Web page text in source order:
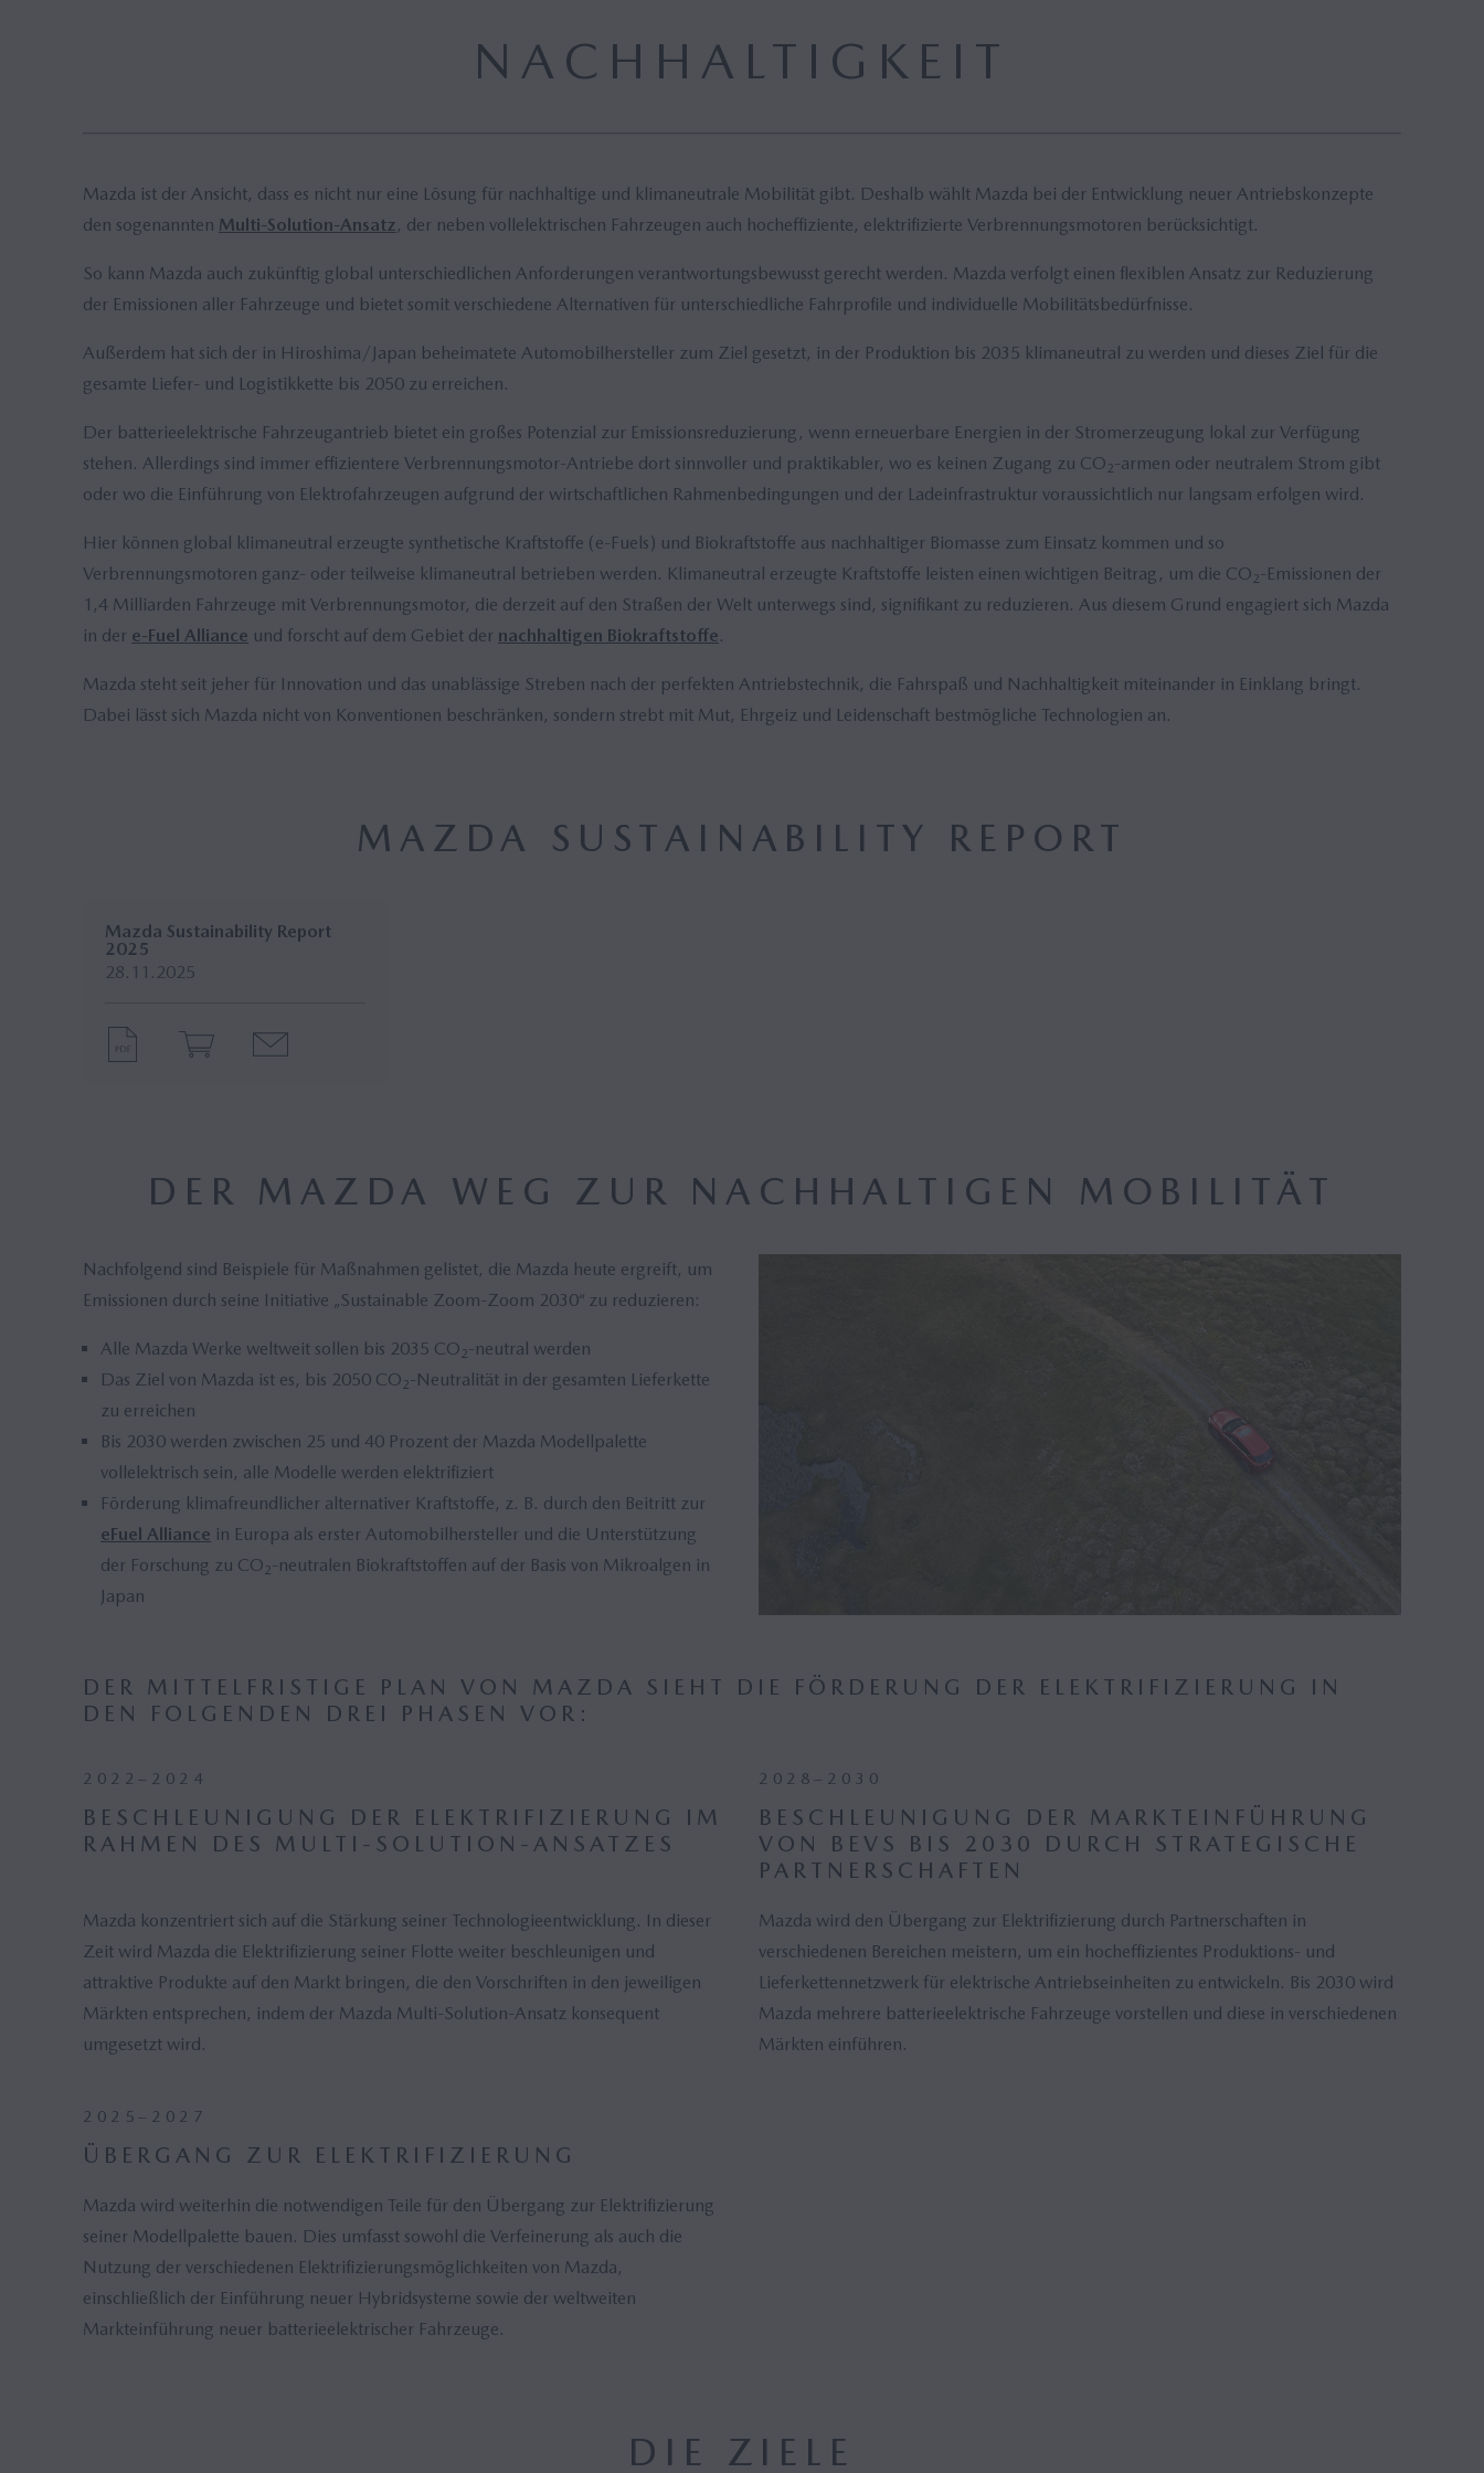
NACHHALTIGKEIT
Mazda ist der Ansicht, dass es nicht nur eine Lösung für nachhaltige und klimaneutrale Mobilität gibt. Deshalb wählt Mazda bei der Entwicklung neuer Antriebskonzepte
den sogenannten Multi-Solution-Ansatz, der neben vollelektrischen Fahrzeugen auch hocheffiziente, elektrifizierte Verbrennungsmotoren berücksichtigt.
So kann Mazda auch zukünftig global unterschiedlichen Anforderungen verantwortungsbewusst gerecht werden. Mazda verfolgt einen flexiblen Ansatz zur Reduzierung
der Emissionen aller Fahrzeuge und bietet somit verschiedene Alternativen für unterschiedliche Fahrprofile und individuelle Mobilitätsbedürfnisse.
Außerdem hat sich der in Hiroshima/Japan beheimatete Automobilhersteller zum Ziel gesetzt, in der Produktion bis 2035 klimaneutral zu werden und dieses Ziel für die
gesamte Liefer- und Logistikkette bis 2050 zu erreichen.
Der batterieelektrische Fahrzeugantrieb bietet ein großes Potenzial zur Emissionsreduzierung, wenn erneuerbare Energien in der Stromerzeugung lokal zur Verfügung
stehen. Allerdings sind immer effizientere Verbrennungsmotor-Antriebe dort sinnvoller und praktikabler, wo es keinen Zugang zu CO 2-armen oder neutralem Strom gibt
oder wo die Einführung von Elektrofahrzeugen aufgrund der wirtschaftlichen Rahmenbedingungen und der Ladeinfrastruktur voraussichtlich nur langsam erfolgen wird.
Hier können global klimaneutral erzeugte synthetische Kraftstoffe (e-Fuels) und Biokraftstoffe aus nachhaltiger Biomasse zum Einsatz kommen und so
Verbrennungsmotoren ganz- oder teilweise klimaneutral betrieben werden. Klimaneutral erzeugte Kraftstoffe leisten einen wichtigen Beitrag, um die CO 2-Emissionen der
1,4 Milliarden Fahrzeuge mit Verbrennungsmotor, die derzeit auf den Straßen der Welt unterwegs sind, signifikant zu reduzieren. Aus diesem Grund engagiert sich Mazda
in der e-Fuel Alliance und forscht auf dem Gebiet der nachhaltigen Biokraftstoffe.
Mazda steht seit jeher für Innovation und das unablässige Streben nach der perfekten Antriebstechnik, die Fahrspaß und Nachhaltigkeit miteinander in Einklang bringt.
Dabei lässt sich Mazda nicht von Konventionen beschränken, sondern strebt mit Mut, Ehrgeiz und Leidenschaft bestmögliche Technologien an.
MAZDA SUSTAINABILITY REPORT
Mazda Sustainability Report
2025
28.11.2025
DER MAZDA WEG ZUR NACHHALTIGEN MOBILITÄT
Nachfolgend sind Beispiele für Maßnahmen gelistet, die Mazda heute ergreift, um
Emissionen durch seine Initiative „Sustainable Zoom-Zoom 2030“ zu reduzieren:
Alle Mazda Werke weltweit sollen bis 2035 CO 2-neutral werden
Das Ziel von Mazda ist es, bis 2050 CO 2-Neutralität in der gesamten Lieferkette
zu erreichen
Bis 2030 werden zwischen 25 und 40 Prozent der Mazda Modellpalette
vollelektrisch sein, alle Modelle werden elektrifiziert
Förderung klimafreundlicher alternativer Kraftstoffe, z. B. durch den Beitritt zur
eFuel Alliance in Europa als erster Automobilhersteller und die Unterstützung
der Forschung zu CO 2-neutralen Biokraftstoffen auf der Basis von Mikroalgen in
Japan
DER MITTELFRISTIGE PLAN VON MAZDA SIEHT DIE FÖRDERUNG DER ELEKTRIFIZIERUNG IN
DEN FOLGENDEN DREI PHASEN VOR:
2022–2024
BESCHLEUNIGUNG DER ELEKTRIFIZIERUNG IM
RAHMEN DES MULTI-SOLUTION-ANSATZES
Mazda konzentriert sich auf die Stärkung seiner Technologieentwicklung. In dieser
Zeit wird Mazda die Elektrifizierung seiner Flotte weiter beschleunigen und
attraktive Produkte auf den Markt bringen, die den Vorschriften in den jeweiligen
Märkten entsprechen, indem der Mazda Multi-Solution-Ansatz konsequent
umgesetzt wird.
2025–2027
ÜBERGANG ZUR ELEKTRIFIZIERUNG
Mazda wird weiterhin die notwendigen Teile für den Übergang zur Elektrifizierung
seiner Modellpalette bauen. Dies umfasst sowohl die Verfeinerung als auch die
Nutzung der verschiedenen Elektrifizierungsmöglichkeiten von Mazda,
einschließlich der Einführung neuer Hybridsysteme sowie der weltweiten
Markteinführung neuer batterieelektrischer Fahrzeuge.
2028–2030
BESCHLEUNIGUNG DER MARKTEINFÜHRUNG
VON BEVS BIS 2030 DURCH STRATEGISCHE
PARTNERSCHAFTEN
Mazda wird den Übergang zur Elektrifizierung durch Partnerschaften in
verschiedenen Bereichen meistern, um ein hocheffizientes Produktions- und
Lieferkettennetzwerk für elektrische Antriebseinheiten zu entwickeln. Bis 2030 wird
Mazda mehrere batterieelektrische Fahrzeuge vorstellen und diese in verschiedenen
Märkten einführen.
DIE ZIELE